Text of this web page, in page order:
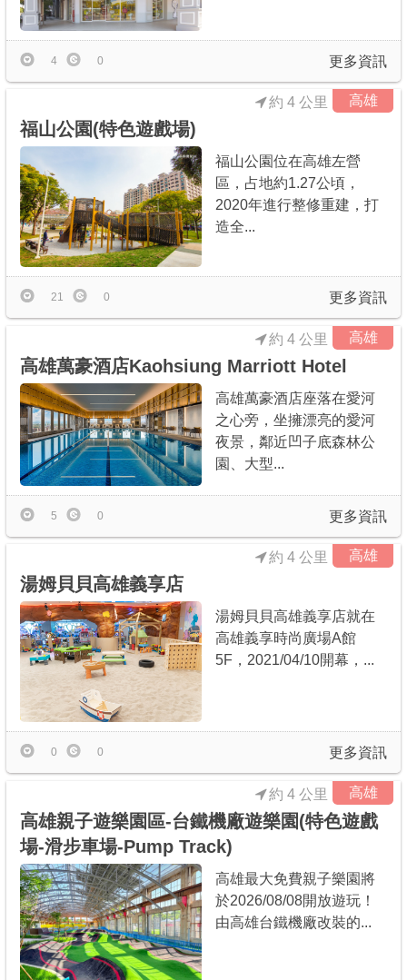
更多資訊
4 0
高雄
福山公園(特色遊戲場)
約 4 公里
福山公園位在高雄左營
區，占地約1.27公頃，
2020年進行整修重建，打
造全...
更多資訊
21 0
高雄
高雄萬豪酒店Kaohsiung Marriott Hotel
約 4 公里
高雄萬豪酒店座落在愛河
之心旁，坐擁漂亮的愛河
夜景，鄰近凹子底森林公
園、大型...
更多資訊
5 0
高雄
湯姆貝貝高雄義享店
約 4 公里
湯姆貝貝高雄義享店就在
高雄義享時尚廣場A館
5F，2021/04/10開幕，...
更多資訊
0 0
高雄
高雄親子遊樂園區-台鐵機廠遊樂園(特色遊戲
場-滑步車場-Pump Track)
約 4 公里
高雄最大免費親子樂園將
於2026/08/08開放遊玩！
由高雄台鐵機廠改裝的...